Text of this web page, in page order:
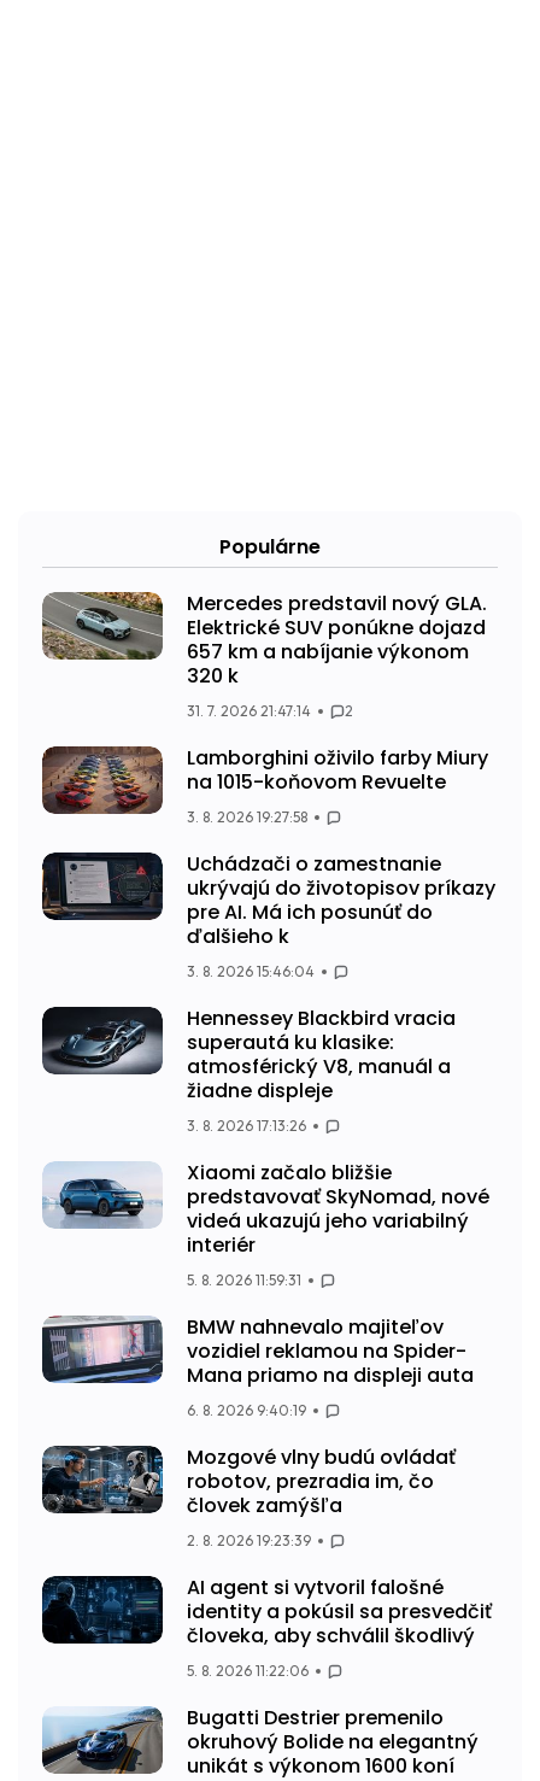
Populárne
Mercedes predstavil nový GLA.
Elektrické SUV ponúkne dojazd
657 km a nabíjanie výkonom
320 k
31. 7. 2026 21:47:14 2
Lamborghini oživilo farby Miury
na 1015-koňovom Revuelte
3. 8. 2026 19:27:58
Uchádzači o zamestnanie
ukrývajú do životopisov príkazy
pre AI. Má ich posunúť do
ďalšieho k
3. 8. 2026 15:46:04
Hennessey Blackbird vracia
superautá ku klasike:
atmosférický V8, manuál a
žiadne displeje
3. 8. 2026 17:13:26
Xiaomi začalo bližšie
predstavovať SkyNomad, nové
videá ukazujú jeho variabilný
interiér
5. 8. 2026 11:59:31
BMW nahnevalo majiteľov
vozidiel reklamou na Spider-
Mana priamo na displeji auta
6. 8. 2026 9:40:19
Mozgové vlny budú ovládať
robotov, prezradia im, čo
človek zamýšľa
2. 8. 2026 19:23:39
AI agent si vytvoril falošné
identity a pokúsil sa presvedčiť
človeka, aby schválil škodlivý
5. 8. 2026 11:22:06
Bugatti Destrier premenilo
okruhový Bolide na elegantný
unikát s výkonom 1600 koní